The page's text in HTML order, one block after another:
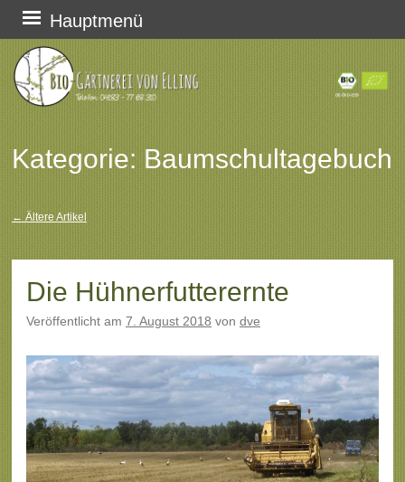
Hauptmenü
Zum
Inhalt
springen
Kategorie: Baumschultagebuch
← Ältere Artikel
Die Hühnerfutterernte
Veröffentlicht am 7. August 2018 von dve